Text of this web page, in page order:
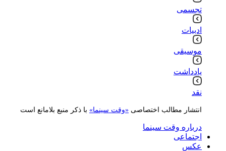
تجسمی
ادبیات
موسیقی
یادداشت
نقد
انتشار مطالب اختصاصی «وقت سینما» با ذکر منبع بلامانع است
درباره وقت سینما
اجتماعی
عکس